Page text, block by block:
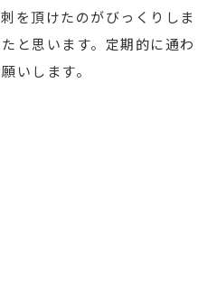
を頂けたのがびっくりしま
と思います。定期的に通わ
いします。